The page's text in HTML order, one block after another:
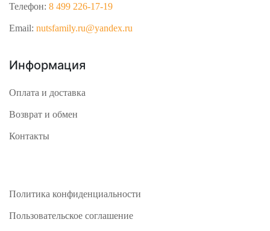
Телефон: 8 499 226-17-19
Email: nutsfamily.ru@yandex.ru
Информация
Оплата и доставка
Возврат и обмен
Контакты
Политика конфиденциальности
Пользовательское соглашение